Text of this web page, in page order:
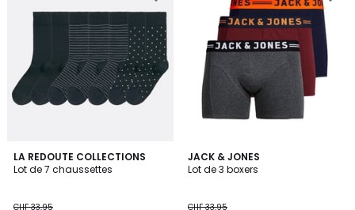
LA REDOUTE COLLECTIONS
Lot de 7 chaussettes
CHF 33,95
5
/
JACK & JONES
Lot de 3 boxers
CHF 33,95
4,7
/ 5